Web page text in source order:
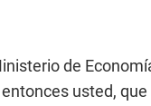
de
usted,